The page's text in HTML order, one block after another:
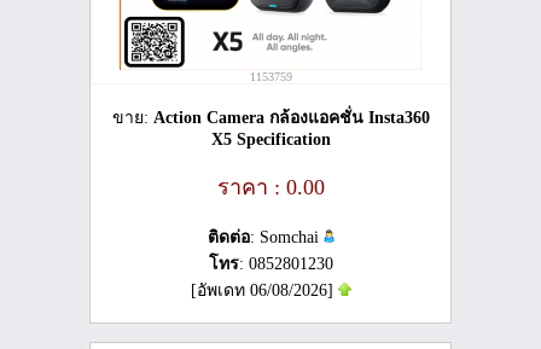
1153759
ขาย: Action Camera กล้องแอคชั่น Insta360
X5 Specification
ราคา : 0.00
ติดต่อ: Somchai
โทร: 0852801230
[อัพเดท 06/08/2026]